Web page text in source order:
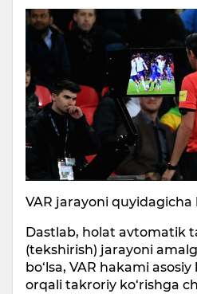
VAR jarayoni quyidagicha
Dastlab, holat avtomatik
(tekshirish) jarayoni
bo‘lsa, VAR hakami
orqali takroriy ko‘rishga